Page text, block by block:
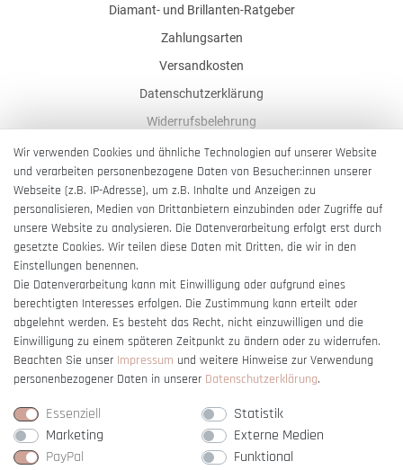
Diamant- und Brillanten-Ratgeber
Zahlungsarten
Versandkosten
Datenschutzerklärung
Widerrufsbelehrung
AGB
Impressum
Barrierefreiheitserklärung
Vertrag widerrufen
Wir verwenden Cookies und ähnliche Technologien auf unserer Website
und verarbeiten personenbezogene Daten von Besucher:innen unserer
Webseite (z.B. IP-Adresse), um z.B. Inhalte und Anzeigen zu
personalisieren, Medien von Drittanbietern einzubinden oder Zugriffe auf
unsere Website zu analysieren. Die Datenverarbeitung erfolgt erst durch
gesetzte Cookies. Wir teilen diese Daten mit Dritten, die wir in den
Einstellungen benennen.
Die Datenverarbeitung kann mit Einwilligung oder aufgrund eines
berechtigten Interesses erfolgen. Die Zustimmung kann erteilt oder
abgelehnt werden. Es besteht das Recht, nicht einzuwilligen und die
Einwilligung zu einem späteren Zeitpunkt zu ändern oder zu widerrufen.
Beachten Sie unser Impressum und weitere Hinweise zur Verwendung
personenbezogener Daten in unserer Daten­schutz­erklärung.
Essenziell
Statistik
Marketing
Externe Medien
PayPal
Funktional